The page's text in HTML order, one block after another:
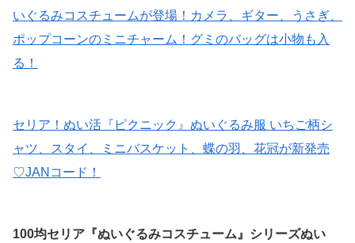
いぐるみコスチュームが登場！カメラ、ギター、うさぎ、
ポップコーンのミニチャーム！グミのバッグは小物も入
る！
セリア！ぬい活『ピクニック』ぬいぐるみ服 いちご柄シ
ャツ、スタイ、ミニバスケット、蝶の羽、花冠が新発売
♡JANコード！
100均セリア『ぬいぐるみコスチューム』シリーズぬい